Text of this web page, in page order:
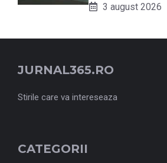
3 august 2026
JURNAL365.RO
Stirile care va intereseaza
CATEGORII